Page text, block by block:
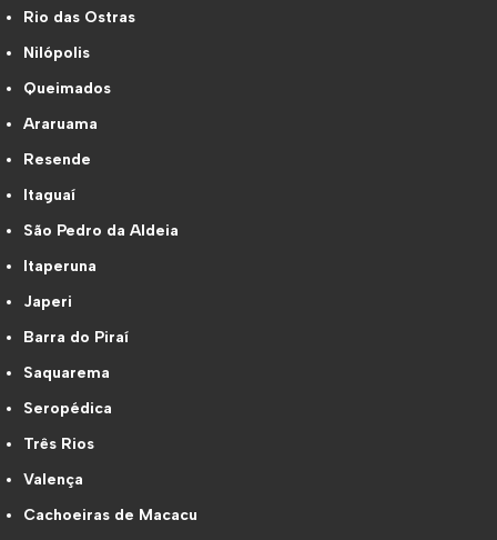
Rio das Ostras
Nilópolis
Queimados
Araruama
Resende
Itaguaí
São Pedro da Aldeia
Itaperuna
Japeri
Barra do Piraí
Saquarema
Seropédica
Três Rios
Valença
Cachoeiras de Macacu